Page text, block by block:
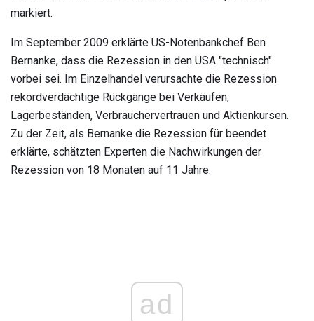
markiert.
Im September 2009 erklärte US-Notenbankchef Ben
Bernanke, dass die Rezession in den USA "technisch"
vorbei sei. Im Einzelhandel verursachte die Rezession
rekordverdächtige Rückgänge bei Verkäufen,
Lagerbeständen, Verbrauchervertrauen und Aktienkursen.
Zu der Zeit, als Bernanke die Rezession für beendet
erklärte, schätzten Experten die Nachwirkungen der
Rezession von 18 Monaten auf 11 Jahre.
ad